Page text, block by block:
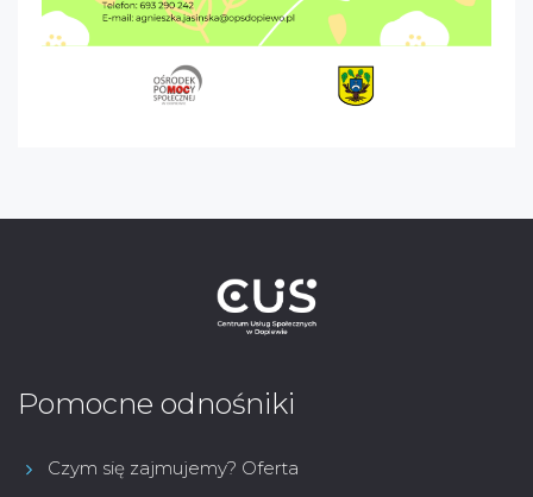
Pomocne odnośniki
Czym się zajmujemy? Oferta